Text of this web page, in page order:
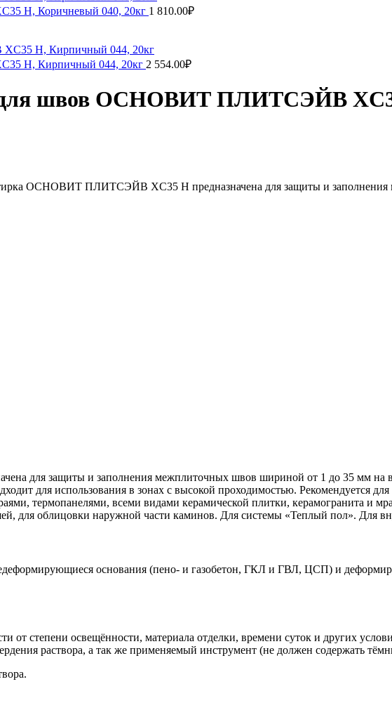
Н, Коричневый 040, 20кг 1 810.00₽
Н, Кирпичный 044, 20кг 2 554.00₽
для швов ОСНОВИТ ПЛИТСЭЙВ
ОСНОВИТ ПЛИТСЭЙВ XC35 Н предназначена для защиты и
для защиты и заполнения межплиточных швов шириной от 1 до 35 мм на
для использования в зонах с высокой проходимостью. Рекомендуется
термопанелями, всеми видами керамической плитки, керамогранита и
для облицовки наружной части каминов. Для системы «Теплый пол». Для
основания (пено- и газобетон, ГКЛ и ГВЛ, ЦСП) и
от степени освещённости, материала отделки, времени суток и других
раствора, а так же применяемый инструмент (не должен содержать